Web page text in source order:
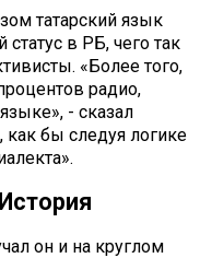
татарский язык
в РБ, чего так
«Более того,
радио,
- сказал
как бы следуя логике
он и на круглом